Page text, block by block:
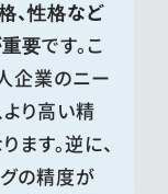
、性格など
重要です。こ
企業のニー
り高い精
す。逆に、
の精度が